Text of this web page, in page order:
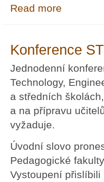
Read more
Konference
Jednodenní
Technology,
a středních
a na přípravu
vyžaduje.
Úvodní slovo
Pedagogické
Vystoupení přislíbili